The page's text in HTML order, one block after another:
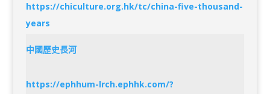
https://chiculture.org.hk/tc/china-five-thousand-
years
中國歷史長河
https://ephhum-lrch.ephhk.com/?